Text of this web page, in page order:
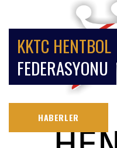
KKTC HENTBOL
FEDERASYONU
HABERLER